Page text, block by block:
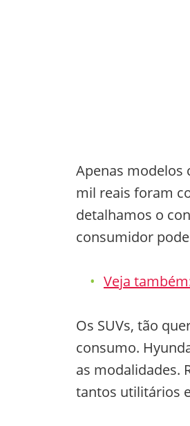
Apenas modelos
mil reais foram
detalhamos o
consumidor
Veja
Os SUVs, tão
consumo.
as modalidades.
tantos utilitários